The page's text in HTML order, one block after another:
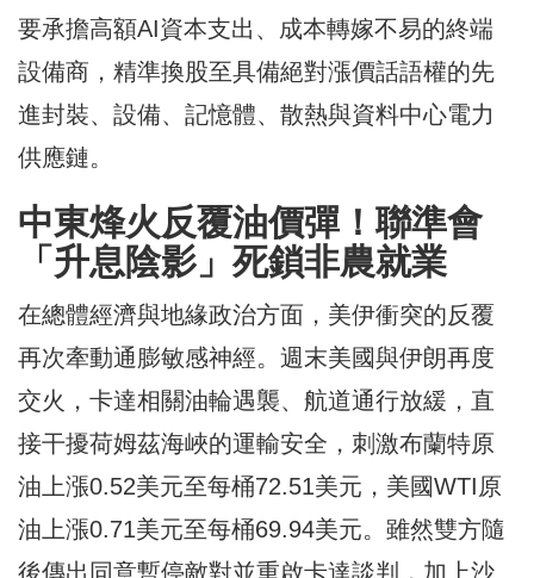
要承擔高額AI資本支出、成本轉嫁不易的終端
設備商，精準換股至具備絕對漲價話語權的先
進封裝、設備、記憶體、散熱與資料中心電力
供應鏈。
中東烽火反覆油價彈！聯準會
「升息陰影」死鎖非農就業
在總體經濟與地緣政治方面，美伊衝突的反覆
再次牽動通膨敏感神經。週末美國與伊朗再度
交火，卡達相關油輪遇襲、航道通行放緩，直
接干擾荷姆茲海峽的運輸安全，刺激布蘭特原
油上漲0.52美元至每桶72.51美元，美國WTI原
油上漲0.71美元至每桶69.94美元。雖然雙方隨
後傳出同意暫停敵對並重啟卡達談判，加上沙